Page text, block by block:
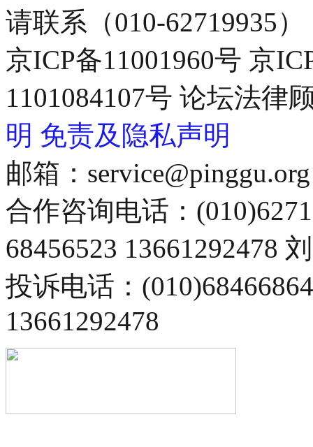
请联系（010-62719935）
京ICP备11001960号 京
1101084107号 论坛法律
明 免责及隐私声明
邮箱：service@pinggu.org
合作咨询电话：
68456523 13661292478
投诉电话：
13661292478